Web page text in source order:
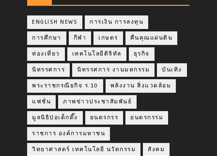
ENGLISH NEWS การเงิน การลงทุน
การศึกษา กีฬา เกษตร คืนคุณแผ่นดิน
ท่องเที่ยว เทคโนโลยีดิจิทัล ธุรกิจ
นิทรรศการ นิทรรศการ งานมหกรรม บันเทิง
พระราชกรณียกิจ ร.10 พลังงาน สิ่งแวดล้อม
แฟชั่น ภาพข่าวประชาสัมพันธ์
มูลนิธิป่อเต็กตึ๊ง ยนตรกรร ยนตรกรรม
ราชการ องค์การมหาชน
วิทยาศาสตร์ เทคโนโลยี นวัตกรรม สังคม